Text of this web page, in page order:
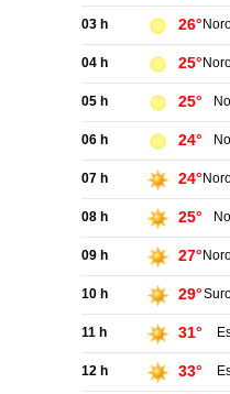
03 h 26°
04 h 25°
05 h 25°
06 h 24°
07 h 24°
08 h 25°
09 h 27°
10 h 29°
11 h 31°
12 h 33°